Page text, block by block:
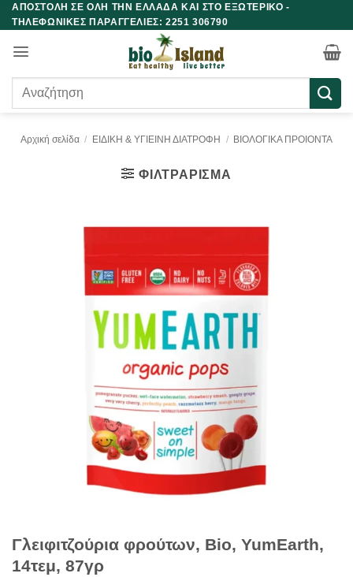
Μετάβαση
στο
περιεχόμενο
ΑΠΟΣΤΟΛΗ ΣΕ ΟΛΗ ΤΗΝ ΕΛΛΑΔΑ ΚΑΙ ΣΤΟ ΕΞΩΤΕΡΙΚΟ -
ΤΗΛΕΦΩΝΙΚΕΣ ΠΑΡΑΓΓΕΛΙΕΣ: 2251 306790
Αναζήτηση
Αρχική σελίδα / ΕΙΔΙΚΗ & ΥΓΙΕΙΝΗ ΔΙΑΤΡΟΦΗ / ΒΙΟΛΟΓΙΚΑ ΠΡΟΙΟΝΤΑ
ΦΙΛΤΡΆΡΙΣΜΑ
Γλειφιτζούρια φρούτων, Bio, YumEarth,
14τεμ, 87γρ